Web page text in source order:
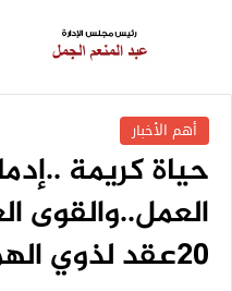
أهم الأخبار
حياة كريمة
العمل..والقوى
٢٠عقد لذوي الهمم بالجيزة